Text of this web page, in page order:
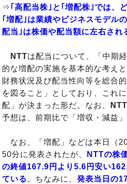
⇒ ｢高配当株｣と｢増配株｣では、
｢増配｣は業績やビジネスモデル
配当｣は株価や配当額に左右され
NTTは配当について、「中期
的な増配の実施を基本的な考え
財務状況及び配当性向等を総合
を図ること」としており、これ
配」が決まった形だ。なお、
NTT
予想は、前期比で「増収・減益」
なお、「増配」などは本日（
50分に発表されたが、
NTTの株
の終値167.9円より5.6円安い
ている 。ちなみに、発表当日の